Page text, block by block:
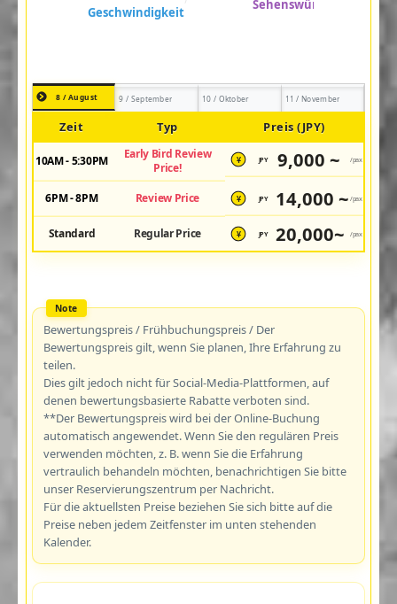
8 / August 9 / September 10 / Oktober 11 / November
Zeit Typ Preis (JPY)
10AM - 5:30PM
Early Bird Review
Price!
¥ JPY 9,000 ~ /pax
6PM - 8PM Review Price ¥ JPY 14,000 ~ /pax
Standard Regular Price ¥ JPY 20,000~ /pax
Bewertungspreis / Frühbuchungspreis / Der
Bewertungspreis gilt, wenn Sie planen, Ihre Erfahrung zu
teilen.
Dies gilt jedoch nicht für Social-Media-Plattformen, auf
denen bewertungsbasierte Rabatte verboten sind.
**Der Bewertungspreis wird bei der Online-Buchung
automatisch angewendet. Wenn Sie den regulären Preis
verwenden möchten, z. B. wenn Sie die Erfahrung
vertraulich behandeln möchten, benachrichtigen Sie bitte
unser Reservierungszentrum per Nachricht.
Für die aktuellsten Preise beziehen Sie sich bitte auf die
Preise neben jedem Zeitfenster im unten stehenden
Kalender.